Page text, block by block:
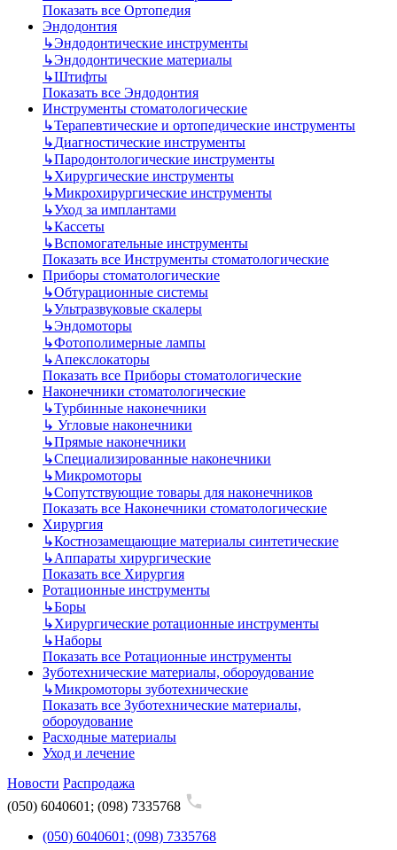
Показать все Ортопедия
Эндодонтия
↳Эндодонтические инструменты
↳Эндодонтические материалы
↳Штифты
Показать все Эндодонтия
Инструменты стоматологические
↳Терапевтические и ортопедические инструменты
↳Диагностические инструменты
↳Пародонтологические инструменты
↳Хирургические инструменты
↳Микрохирургические инструменты
↳Уход за имплантами
↳Кассеты
↳Вспомогательные инструменты
Показать все Инструменты стоматологические
Приборы стоматологические
↳Обтурационные системы
↳Ультразвуковые скалеры
↳Эндомоторы
↳Фотополимерные лампы
↳Апекслокаторы
Показать все Приборы стоматологические
Наконечники стоматологические
↳Турбинные наконечники
↳ Угловые наконечники
↳Прямые наконечники
↳Специализированные наконечники
↳Микромоторы
↳Сопутствующие товары для наконечников
Показать все Наконечники стоматологические
Хирургия
↳Костнозамещающие материалы синтетические
↳Аппараты хирургические
Показать все Хирургия
Ротационные инструменты
↳Боры
↳Хирургические ротационные инструменты
↳Наборы
Показать все Ротационные инструменты
Зуботехнические материалы, обороудование
↳Микромоторы зуботехнические
Показать все Зуботехнические материалы,
обороудование
Расходные материалы
Уход и лечение
Новости Распродажа
(050) 6040601; (098) 7335768
(050) 6040601; (098) 7335768